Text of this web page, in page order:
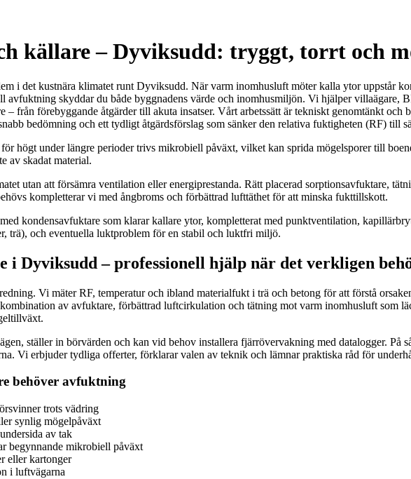
källare – Dyviksudd: tryggt, torrt och
i det kustnära klimatet runt Dyviksudd. När varm inomhusluft möter kalla ytor uppstår
avfuktning skyddar du både byggnadens värde och inomhusmiljön. Vi hjälper villaägare,
– från förebyggande åtgärder till akuta insatser. Vårt arbetssätt är tekniskt genomtänkt
bedömning och ett tydligt åtgärdsförslag som sänker den relativa fuktigheten (RF) till
högt under längre perioder trivs mikrobiell påväxt, vilket kan sprida mögelsporer till
av skadat material.
utan att försämra ventilation eller energiprestanda. Rätt placerad sorptionsavfuktare,
kompletterar vi med ångbroms och förbättrad lufttäthet för att minska fukttillskott.
kondensavfuktare som klarar kallare ytor, kompletterat med punktventilation,
trä), och eventuella luktproblem för en stabil och luktfri miljö.
Dyviksudd – professionell hjälp när det verkligen
Vi mäter RF, temperatur och ibland materialfukt i trä och betong för att förstå
av avfuktare, förbättrad luftcirkulation och tätning mot varm inomhusluft som
ställer in börvärden och kan vid behov installera fjärrövervakning med datalogger. På
Vi erbjuder tydliga offerter, förklarar valen av teknik och lämnar praktiska råd för
behöver avfuktning
trots vädring
synlig mögelpåväxt
av tak
begynnande mikrobiell påväxt
eller kartonger
i luftvägarna